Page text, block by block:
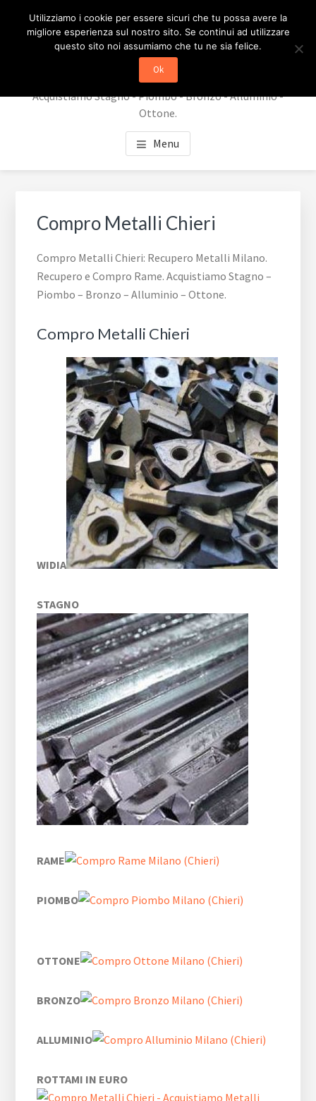
RECUPERO METALLI
MILANO
Recupero Metalli Milano. Recupero e Compro Rame.
Acquistiamo Stagno - Piombo - Bronzo - Alluminio -
Ottone.
Menu
Compro Metalli Chieri
Compro Metalli Chieri: Recupero Metalli Milano.
Recupero e Compro Rame. Acquistiamo Stagno –
Piombo – Bronzo – Alluminio – Ottone.
Compro Metalli Chieri
WIDIA
STAGNO
RAME
PIOMBO
OTTONE
BRONZO
ALLUMINIO
ROTTAMI IN EURO
Utilizziamo i cookie per essere sicuri che tu possa avere la
migliore esperienza sul nostro sito. Se continui ad utilizzare
questo sito noi assumiamo che tu ne sia felice.
Ok